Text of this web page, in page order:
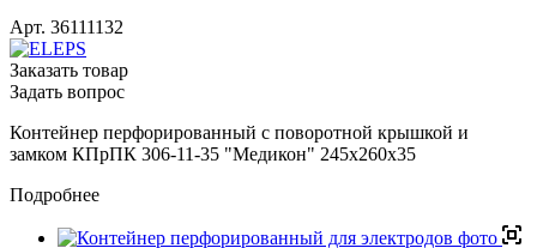
Арт. 36111132
Заказать товар
Задать вопрос
Контейнер перфорированный с поворотной крышкой и
замком КПрПК 306-11-35 "Медикон" 245х260х35
Подробнее